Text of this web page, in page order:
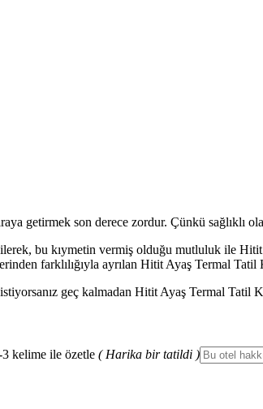
getirmek son derece zordur. Çünkü sağlıklı
bu kıymetin vermiş olduğu mutluluk ile Hitit
farklılığıyla ayrılan Hitit Ayaş Termal
geç kalmadan Hitit Ayaş Termal Tatil
kelime ile özetle ( Harika bir tatildi )